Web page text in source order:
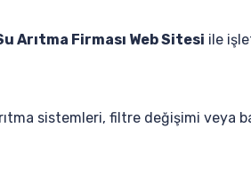
Arıtma Firması Web Sitesi ile
sistemleri, filtre değişimi veya